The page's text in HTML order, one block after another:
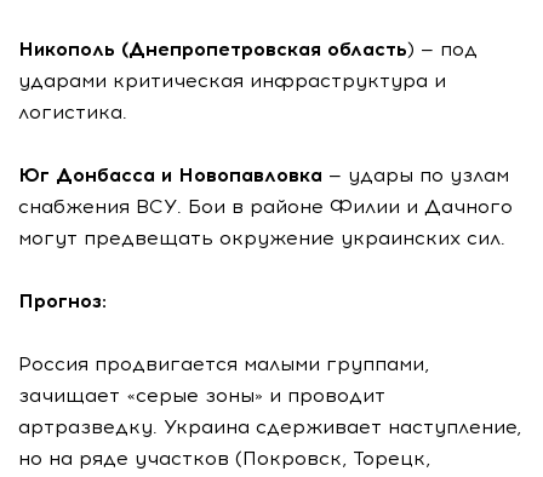
Никополь (Днепропетровская область) — под
ударами критическая инфраструктура и
логистика.
Юг Донбасса и Новопавловка — удары по узлам
снабжения ВСУ. Бои в районе Филии и Дачного
могут предвещать окружение украинских сил.
Прогноз:
Россия продвигается малыми группами,
зачищает «серые зоны» и проводит
артразведку. Украина сдерживает наступление,
но на ряде участков (Покровск, Торецк,